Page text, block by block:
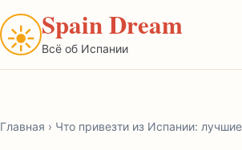
☀Spain Dream
Всё об Испании
Главная › Что привезти из Испании: